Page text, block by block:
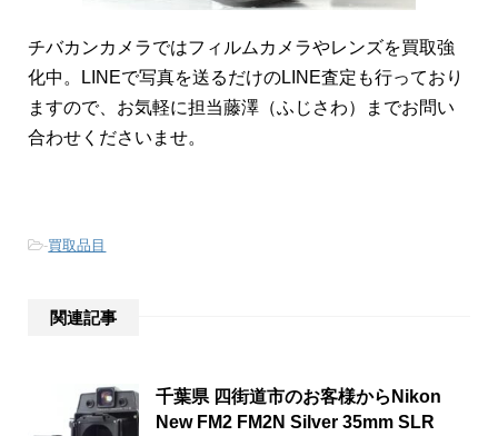
チバカンカメラではフィルムカメラやレンズを買取強
化中。LINEで写真を送るだけのLINE査定も行っており
ますので、お気軽に担当藤澤（ふじさわ）までお問い
合わせくださいませ。
-買取品目
関連記事
千葉県 四街道市のお客様からNikon
New FM2 FM2N Silver 35mm SLR